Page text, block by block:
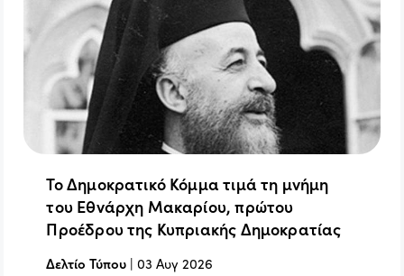
Το Δημοκρατικό Κόμμα τιμά τη μνήμη
του Εθνάρχη Μακαρίου, πρώτου
Προέδρου της Κυπριακής Δημοκρατίας
Δελτίο Τύπου |03 Αυγ 2026